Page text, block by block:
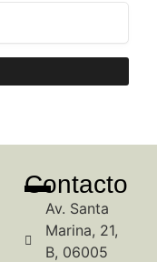
Contacto
Av. Santa
Marina, 21,
B, 06005